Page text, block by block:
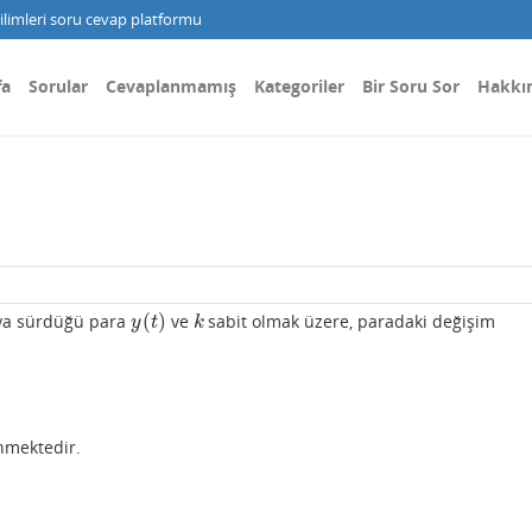
soru cevap platformu
Sorular Cevaplanmamış Kategoriler Bir Soru Sor
sürdüğü paray(t)
y(t) ve k
ksabit olmak üzere, paradaki değişim